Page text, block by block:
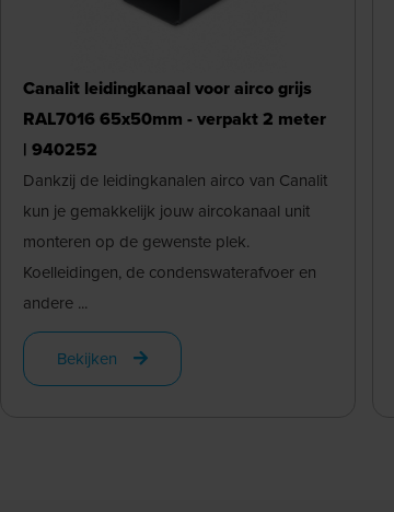
Canalit leidingkanaal voor airco grijs
RAL7016 65x50mm - verpakt 2 meter
| 940252
Dankzij de leidingkanalen airco van Canalit
kun je gemakkelijk jouw aircokanaal unit
monteren op de gewenste plek.
Koelleidingen, de condenswaterafvoer en
andere ...
Bekijken